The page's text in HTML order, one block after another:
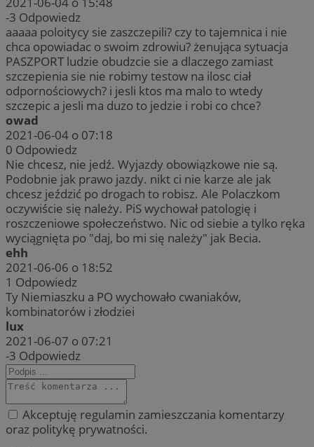
-3 Odpowiedz
aaaaa poloitycy sie zaszczepili? czy to tajemnica i nie
chca opowiadac o swoim zdrowiu? żenująca sytuacja
PASZPORT ludzie obudzcie sie a dlaczego zamiast
szczepienia sie nie robimy testow na ilosc ciał
odpornościowych? i jesli ktos ma malo to wtedy
szczepic a jesli ma duzo to jedzie i robi co chce?
owad
2021-06-04 o 07:18
0 Odpowiedz
Nie chcesz, nie jedź. Wyjazdy obowiązkowe nie są.
Podobnie jak prawo jazdy. nikt ci nie karze ale jak
chcesz jeździć po drogach to robisz. Ale Polaczkom
oczywiście się należy. PiS wychował patologię i
roszczeniowe społeczeństwo. Nic od siebie a tylko ręka
wyciągnięta po "daj, bo mi się należy" jak Becia.
ehh
2021-06-06 o 18:52
1 Odpowiedz
Ty Niemiaszku a PO wychowało cwaniaków,
kombinatorów i złodziei
lux
2021-06-07 o 07:21
-3 Odpowiedz
Akceptuję regulamin zamieszczania komentarzy
oraz politykę prywatności.